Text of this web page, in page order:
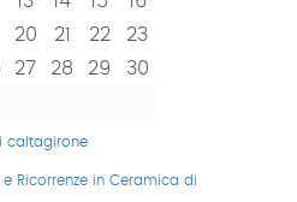
20 21 22
23
27 28 29
30
caltagirone
Ricorrenze in Ceramica di